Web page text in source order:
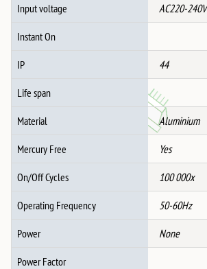
Input voltage AC220-240V
Instant On
IP 44
Life span
Material Aluminium
Mercury Free Yes
On/Off Cycles 100 000x
Operating Frequency 50-60Hz
Power None
Power Factor